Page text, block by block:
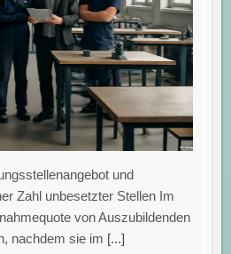
und
Zahl unbesetzter Stellen Im
von Auszubildenden
nachdem sie im [...]